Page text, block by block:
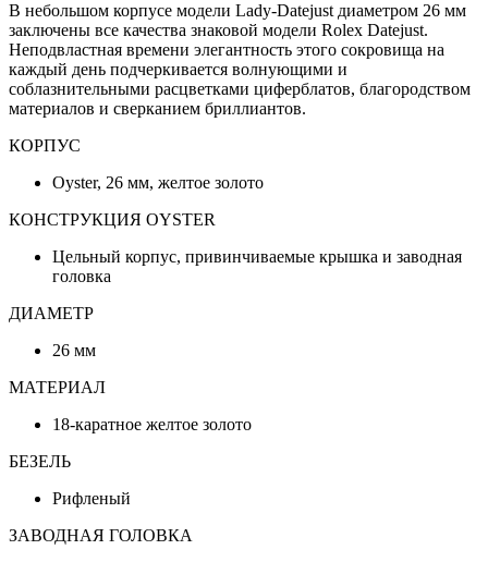
В небольшом корпусе модели Lady-Datejust диаметром 26 мм
заключены все качества знаковой модели Rolex Datejust.
Неподвластная времени элегантность этого сокровища на
каждый день подчеркивается волнующими и
соблазнительными расцветками циферблатов, благородством
материалов и сверканием бриллиантов.
КОРПУС
Oyster, 26 мм, желтое золото
КОНСТРУКЦИЯ OYSTER
Цельный корпус, привинчиваемые крышка и заводная
головка
ДИАМЕТР
26 мм
МАТЕРИАЛ
18-каратное желтое золото
БЕЗЕЛЬ
Рифленый
ЗАВОДНАЯ ГОЛОВКА